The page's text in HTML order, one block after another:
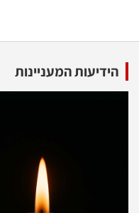
הידיעות המעניינות